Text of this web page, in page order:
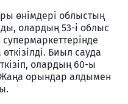
өнімдері облыстың
олардың 53-і облыс
Биыл сауда
олардың 60-ы
орындар алдымен